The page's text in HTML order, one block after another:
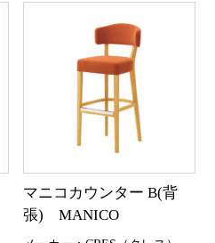
マニコカウンター B(背
張) MANICO